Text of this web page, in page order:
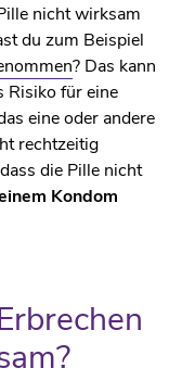
nicht wirksam
du zum Beispiel
? Das kann
Risiko für eine
eine oder andere
rechtzeitig
die Pille nicht
Kondom